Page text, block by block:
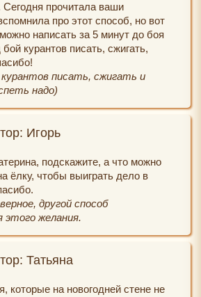
прочитала ваши
про этот способ, но вот
написать за 5 минут до боя
курантов писать, сжигать,
писать, сжигать и
надо)
Игорь
подскажите, а что можно
ёлку, чтобы выиграть дело в
другой способ
этого желания.
Татьяна
которые на новогодней стене не